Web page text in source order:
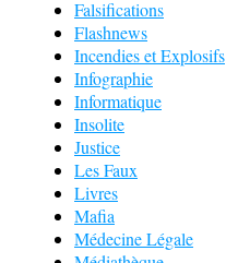
Falsifications
Flashnews
Incendies et Explosifs
Infographie
Informatique
Insolite
Justice
Les Faux
Livres
Mafia
Médecine Légale